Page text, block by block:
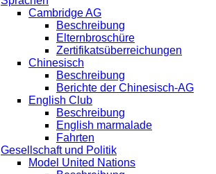
Cambridge AG
Beschreibung
Elternbroschüre
Zertifikatsüberreichungen
Chinesisch
Beschreibung
Berichte der Chinesisch-AG
English Club
Beschreibung
English marmalade
Fahrten
Gesellschaft und Politik
Model United Nations